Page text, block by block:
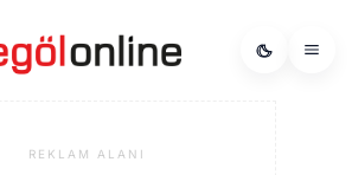
REKLAM ALANI